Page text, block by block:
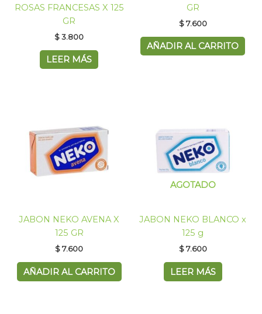
ROSAS FRANCESAS X 125
GR
$3.800
LEER MÁS
GR
$7.600
AÑADIR AL CARRITO
JABON NEKO AVENA X
125 GR
$7.600
AÑADIR AL CARRITO
AGOTADO
JABON NEKO BLANCO x
125 g
$7.600
LEER MÁS